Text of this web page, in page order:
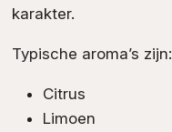
karakter.
Typische aroma’s zijn:
Citrus
Limoen